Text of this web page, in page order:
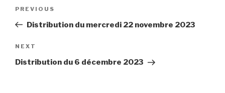
Previous
Post
PREVIOUS
Distribution du mercredi 22 novembre 2023
Next
Post
NEXT
Distribution du 6 décembre 2023